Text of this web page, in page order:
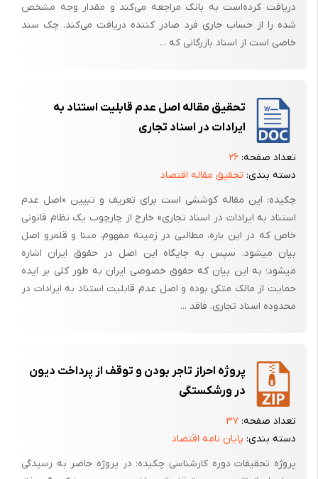
مبلغ چک: که یک بار به حروف در وسط و یک بار به عدد در پایین برگهٔ چک
نوشته می‌شود.
این حالت تمام افرادی که در قبال آن حساب "حق امضا" دارند باید چک را امضا
نمایند.
چک های بانکی
چک بانکی عبارتست از چکی که بانک، عهده خود/شعب و خود/شعب سایر
بانکها، در وجه اشخاص حقیقی/حقوقی معین صادر می‌نماید. این چک دو نوع
می باشد : چک بانکی بین شعب بانک صنعت ومعدن و چک بانکی بین
بانکها(سایر بانکها).
ضوابط :
- صدور چک بانکی در وجه حامل یا به حواله کرد ممنوع می باشد.
- چکهای بانکی همانند سایر چکها، از طریق ظهر نویسی با رعایت کنترل تسلسل
مدت،چک مزبور فقط در شعبه صادر کننده قابل پرداخت می باشد..
- وجه چک بانکی بین بانکها، نقداً قابل پرداخت به متقاضی نمی باشدو می
بایستی به حساب متقاضی در بانک منظور گردد.
- احراز هویت دقیق و کامل متقاضی، خصوصاٌ در رابطه با ارقام مشمول
دستورالعمل مبارزه با پولشوئی، الزامی می باشد.
دریافت کرده‌است به بانک مراجعه می‌کند و مقدار وجه مشخص
شده را از حساب جاری فرد صادر کننده دریافت می‌کند. چک سند
خاصی است از اسناد بازرگانی که ...
تحقیق مقاله اصل عدم قابلیت استناد به
ایرادات در اسناد تجاری
تعداد صفحه: ۲۶
دسته بندی: تحقیق مقاله اقتصاد
چکیده: این مقاله کوششی است برای تعریف و تبیین «اصل عدم
استناد به ایرادات در اسناد تجاری» خارج از چارچوب یک نظام قانونی
خاص که در این باره، مطالبی در زمینه مفهوم، مبنا و قلمرو اصل
بیان می‏شود. سپس به جایگاه این اصل در حقوق ایران اشاره
می‏شود؛ به این بیان که حقوق خصوصی ایران به طور کلی بر ایده
حمایت از مالک متکی بوده و اصل عدم قابلیت استناد به ایرادات در
محدوده اسناد تجاری، فاقد ...
پروژه احراز تاجر بودن و توقف از پرداخت دیون
در ورشکستگی
تعداد صفحه: ۳۷
دسته بندی: پایان نامه اقتصاد
پروژه تحقیقات دوره کارشناسی چکیده: در پروژه حاضر به رسیدگی